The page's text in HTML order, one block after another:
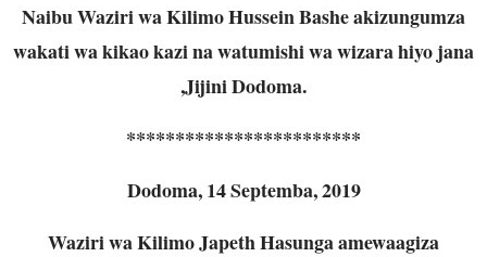
Naibu Waziri wa Kilimo Hussein Bashe akizungumza
wakati wa kikao kazi na watumishi wa wizara hiyo jana
,Jijini Dodoma.
************************
Dodoma, 14 Septemba, 2019
Waziri wa Kilimo Japeth Hasunga amewaagiza